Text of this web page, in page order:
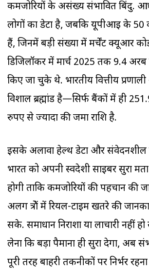
कमजोरियों के असंख्य संभावित बिंदु.
लोगों का डेटा है, जबकि यूपीआइ के 50
हैं, जिनमें बड़ी संख्या में मर्चेंट क्यूआर
डिजिलॉकर में मार्च 2025 तक 9.4
किए जा चुके थे. भारतीय वित्तीय
विशाल ब्रह्मांड है—सिर्फ बैंकों में ही
रुपए से ज्यादा की जमा राशि है.
इसके अलावा हेल्थ डेटा और संवेदनशील
भारत को अपनी स्वदेशी साइबर सुरक्षा
होगी ताकि कमजोरियों की पहचान
अलग क्षेत्रों में रियल-टाइम खतरे की
सके. समाधान निराशा या लाचारी नहीं
लेना कि बड़ा पैमाना ही सुरक्षा देगा, अब
पूरी तरह बाहरी तकनीकों पर निर्भर